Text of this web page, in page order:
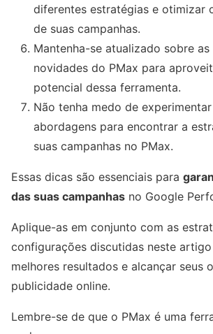
diferentes estratégias e otimizar
de suas campanhas.
Mantenha-se atualizado sobre
novidades do PMax para
potencial dessa ferramenta.
Não tenha medo de
abordagens para encontrar a
suas campanhas no PMax.
Essas dicas são essenciais para
das suas campanhas no Google
Aplique-as em conjunto com as
configurações discutidas neste
melhores resultados e alcançar seus
publicidade online.
Lembre-se de que o PMax é uma